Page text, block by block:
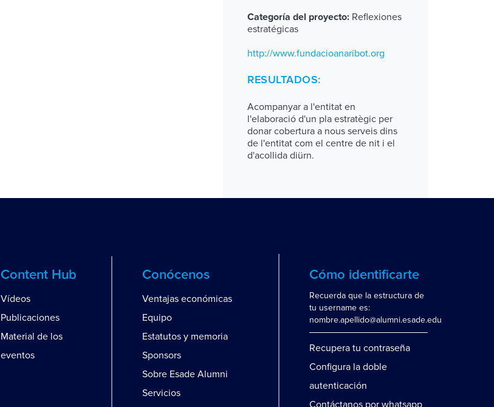
Categoría del proyecto: Reflexiones
estratégicas
http://www.fundacioanaribot.org
RESULTADOS:
Acompanyar a l'entitat en
l'elaboració d'un pla estratègic per
donar cobertura a nous serveis dins
de l'entitat com el centre de nit i el
d'acollida diürn.
Content Hub
Vídeos
Publicaciones
Material de los
eventos
Conócenos
Ventajas económicas
Equipo
Estatutos y memoria
Sponsors
Sobre Esade Alumni
Servicios
Cómo identificarte
Recuerda que la estructura de
tu username es:
nombre.apellido@alumni.esade.edu
Recupera tu contraseña
Configura la doble
autenticación